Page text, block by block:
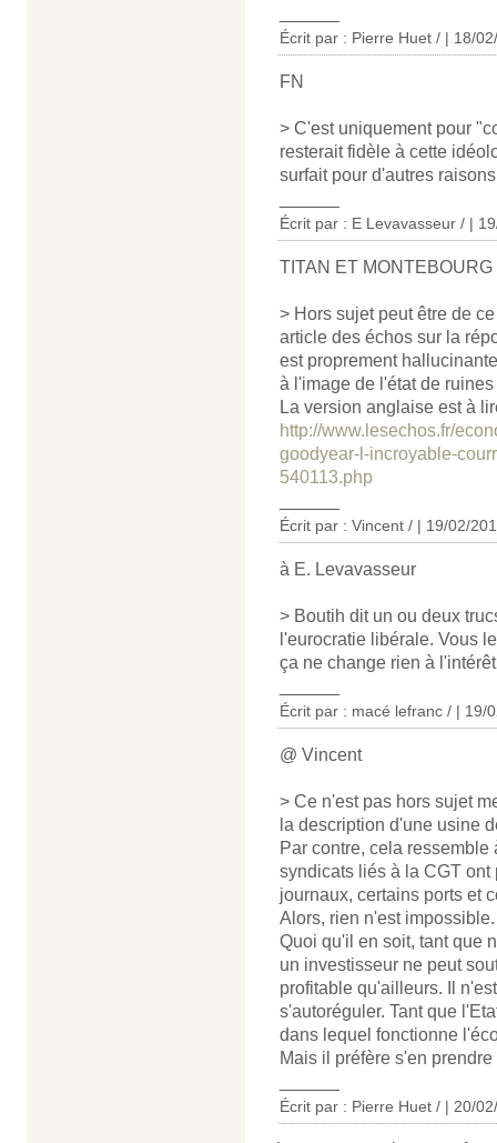
Écrit par : Pierre Huet / | 18/
FN
> C'est uniquement pour
resterait fidèle à cette
surfait pour d'autres
Écrit par : E Levavasseur / |
TITAN ET MONTEBOURG
> Hors sujet peut être de
article des échos sur la
est proprement
à l'image de l'état de
La version anglaise est à
http://www.lesechos.fr/
goodyear-l-incroyable-
540113.php
Écrit par : Vincent / | 19/02/
à E. Levavasseur
> Boutih dit un ou deux
l'eurocratie libérale. Vous
ça ne change rien à
Écrit par : macé lefranc / | 19/
@ Vincent
> Ce n'est pas hors sujet
la description d'une usine
Par contre, cela
syndicats liés à la CGT
journaux, certains ports et
Alors, rien n'est impossible.
Quoi qu'il en soit, tant que
un investisseur ne peut
profitable qu'ailleurs. Il
s'autoréguler. Tant que
dans lequel fonctionne
Mais il préfère s'en
Écrit par : Pierre Huet / | 20/